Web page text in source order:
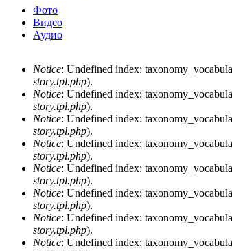
Фото
Видео
Аудио
Сообщение об ошибке
Notice: Undefined index:
story.tpl.php).
Notice: Undefined index:
story.tpl.php).
Notice: Undefined index:
story.tpl.php).
Notice: Undefined index:
story.tpl.php).
Notice: Undefined index:
story.tpl.php).
Notice: Undefined index:
story.tpl.php).
Notice: Undefined index:
story.tpl.php).
Notice: Undefined index: